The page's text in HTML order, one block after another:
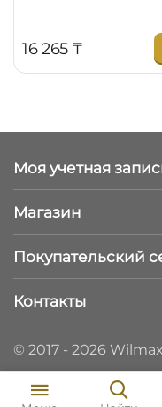
16 265 ₸
Моя учетная
Магазин
Покупательский
Контакты
© 2017 - 2026
4 455 ₸